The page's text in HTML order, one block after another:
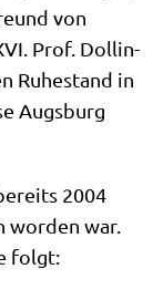
von
Prof. Dol­lin­
Ruhe­stand in
Augs­burg
2004
wor­den war.
folgt: